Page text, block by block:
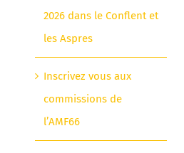
2026 dans le Conflent et
les Aspres
Inscrivez vous aux
commissions de
l’AMF66